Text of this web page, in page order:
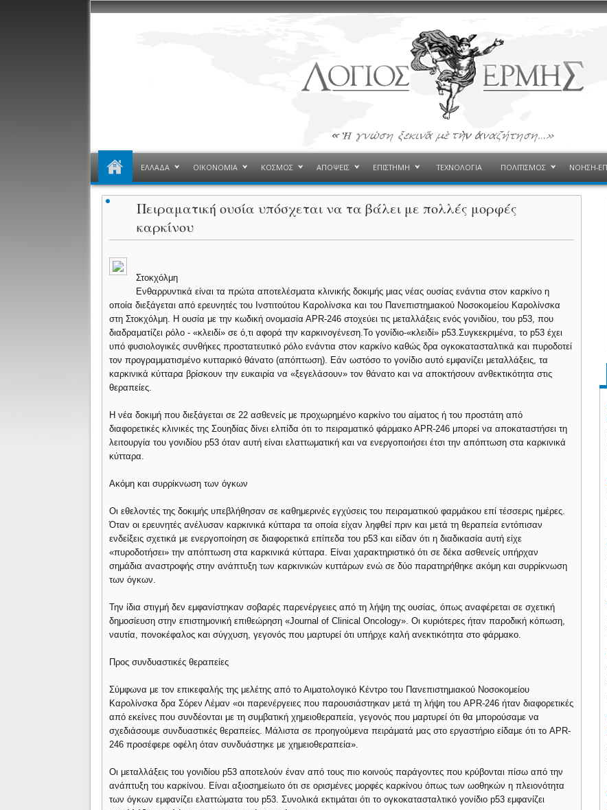
ΕΛΛΑΔΑ ΟΙΚΟΝΟΜΙΑ ΚΟΣΜΟΣ ΑΠΟΨΕΙΣ ΕΠΙΣΤΗΜΗ ΤΕΧΝΟΛΟΓΙΑ ΠΟΛΙΤΙΣΜΟΣ ΝΟΗΣΗ-
Πειραματική ουσία υπόσχεται να τα βάλει με πολλές μορφές
καρκίνου
Στοκχόλμη
Ενθαρρυντικά είναι τα πρώτα αποτελέσματα κλινικής δοκιμής μιας νέας ουσίας ενάντια στον καρκίνο η
οποία διεξάγεται από ερευνητές του Ινστιτούτου Καρολίνσκα και του Πανεπιστημιακού Νοσοκομείου Καρολίνσκα
στη Στοκχόλμη. Η ουσία με την κωδική ονομασία ΑΡR-246 στοχεύει τις μεταλλάξεις ενός γονιδίου, του p53, που
διαδραματίζει ρόλο - «κλειδί» σε ό,τι αφορά την καρκινογένεση.Το γονίδιο-«κλειδί» p53.Συγκεκριμένα, το p53 έχει
υπό φυσιολογικές συνθήκες προστατευτικό ρόλο ενάντια στον καρκίνο καθώς δρα ογκοκατασταλτικά και πυροδοτεί
τον προγραμματισμένο κυτταρικό θάνατο (απόπτωση). Εάν ωστόσο το γονίδιο αυτό εμφανίζει μεταλλάξεις, τα
καρκινικά κύτταρα βρίσκουν την ευκαιρία να «ξεγελάσουν» τον θάνατο και να αποκτήσουν ανθεκτικότητα στις
θεραπείες.
Η νέα δοκιμή που διεξάγεται σε 22 ασθενείς με προχωρημένο καρκίνο του αίματος ή του προστάτη από
διαφορετικές κλινικές της Σουηδίας δίνει ελπίδα ότι το πειραματικό φάρμακο ΑPR-246 μπορεί να αποκαταστήσει τη
λειτουργία του γονιδίου p53 όταν αυτή είναι ελαττωματική και να ενεργοποιήσει έτσι την απόπτωση στα καρκινικά
κύτταρα.
Ακόμη και συρρίκνωση των όγκων
Οι εθελοντές της δοκιμής υπεβλήθησαν σε καθημερινές εγχύσεις του πειραματικού φαρμάκου επί τέσσερις ημέρες.
Όταν οι ερευνητές ανέλυσαν καρκινικά κύτταρα τα οποία είχαν ληφθεί πριν και μετά τη θεραπεία εντόπισαν
ενδείξεις σχετικά με ενεργοποίηση σε διαφορετικά επίπεδα του p53 και είδαν ότι η διαδικασία αυτή είχε
«πυροδοτήσει» την απόπτωση στα καρκινικά κύτταρα. Είναι χαρακτηριστικό ότι σε δέκα ασθενείς υπήρχαν
σημάδια αναστροφής στην ανάπτυξη των καρκινικών κυττάρων ενώ σε δύο παρατηρήθηκε ακόμη και συρρίκνωση
των όγκων.
Την ίδια στιγμή δεν εμφανίστηκαν σοβαρές παρενέργειες από τη λήψη της ουσίας, όπως αναφέρεται σε σχετική
δημοσίευση στην επιστημονική επιθεώρηση «Journal of Clinical Oncology». Οι κυριότερες ήταν παροδική κόπωση,
ναυτία, πονοκέφαλος και σύγχυση, γεγονός που μαρτυρεί ότι υπήρχε καλή ανεκτικότητα στο φάρμακο.
Προς συνδυαστικές θεραπείες
Σύμφωνα με τον επικεφαλής της μελέτης από το Αιματολογικό Κέντρο του Πανεπιστημιακού Νοσοκομείου
Καρολίνσκα δρα Σόρεν Λέμαν «οι παρενέργειες που παρουσιάστηκαν μετά τη λήψη του APR-246 ήταν διαφορετικές
από εκείνες που συνδέονται με τη συμβατική χημειοθεραπεία, γεγονός που μαρτυρεί ότι θα μπορούσαμε να
σχεδιάσουμε συνδυαστικές θεραπείες. Μάλιστα σε προηγούμενα πειράματά μας στο εργαστήριο είδαμε ότι το APR-
246 προσέφερε οφέλη όταν συνδυάστηκε με χημειοθεραπεία».
Οι μεταλλάξεις του γονιδίου p53 αποτελούν έναν από τους πιο κοινούς παράγοντες που κρύβονται πίσω από την
ανάπτυξη του καρκίνου. Είναι αξιοσημείωτο ότι σε ορισμένες μορφές καρκίνου όπως των ωοθηκών η πλειονότητα
των όγκων εμφανίζει ελαττώματα του p53. Συνολικά εκτιμάται ότι το ογκοκατασταλτικό γονίδιο p53 εμφανίζει